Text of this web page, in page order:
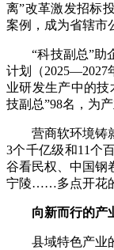
离”改革激发招标
案例，成为省辖市
“科技副总”助企
计划（2025—2027
业研发生产中的
技副总”98名，为
营商软环境铸就
3个千亿级和11个
谷看民权、中国钢
宁陵……多点开花
向新而行的产
县域特色产业的